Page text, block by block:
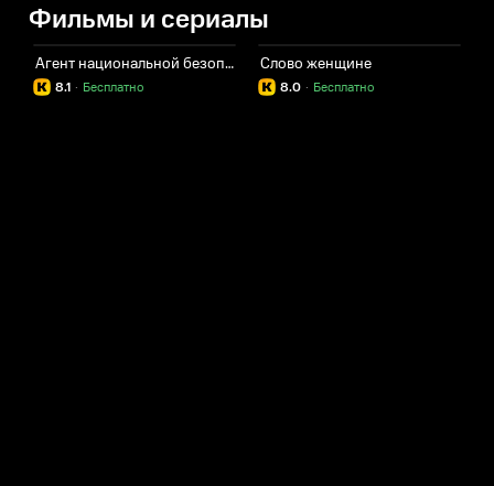
Фильмы и сериалы
Агент национальной безопасности. Возвращение
8.1 Бесплатно
·
Слово женщине
8.0 Бесплатно
·